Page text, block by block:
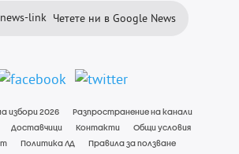
Четете ни в Google News
избори 2026
Разпространение на канали
Доставчици Контакти
Общи условия
Политика ЛД
Правила за ползване